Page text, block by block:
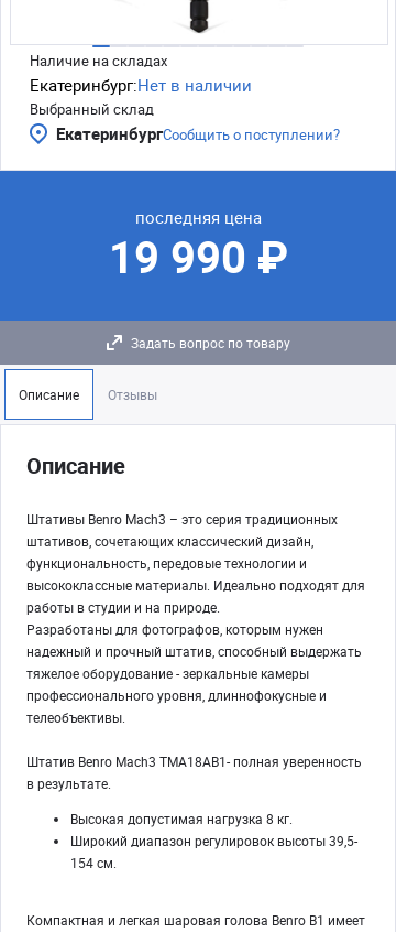
Наличие на складах
Екатеринбург:Нет в наличии
Выбранный склад
ЕкатеринбургСообщить о поступлении?
последняя цена
19 990 ₽
Задать вопрос по товару
Описание Отзывы
Описание
Штативы Benro Mach3 – это серия традиционных
штативов, сочетающих классический дизайн,
функциональность, передовые технологии и
высококлассные материалы. Идеально подходят для
работы в студии и на природе.
Разработаны для фотографов, которым нужен
надежный и прочный штатив, способный выдержать
тяжелое оборудование - зеркальные камеры
профессионального уровня, длиннофокусные и
телеобъективы.
Штатив Benro Mach3 TMA18AB1- полная уверенность
в результате.
Высокая допустимая нагрузка 8 кг.
Широкий диапазон регулировок высоты 39,5-
154 см.
Компактная и легкая шаровая голова Benro B1 имеет